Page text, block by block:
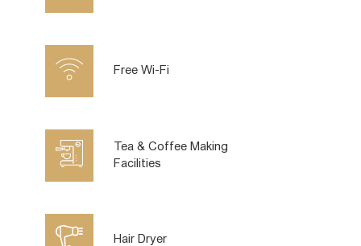
Free Wi-Fi
Tea & Coffee Making
Facilities
Hair Dryer